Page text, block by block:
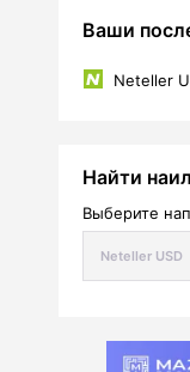
Ваши
Neteller
Найти
Выберите